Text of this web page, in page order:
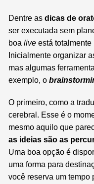
Dentre asdicas de
ser executada sem
boalive está
Inicialmente organizar
mas algumas
exemplo, o
O primeiro, como a
cerebral. Esse é o
mesmo aquilo que
as ideias são as
Uma boa opção é
uma forma para
você reserva um tempo